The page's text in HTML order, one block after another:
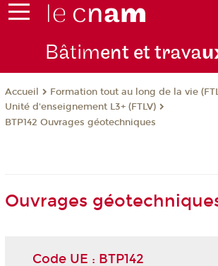
Bâtiment et trava
Accueil
Formation tout au long de la vie
Unité d'enseignement L3+ (FTLV)
BTP142 Ouvrages géotechniques
Ouvrages
Code UE : BTP142